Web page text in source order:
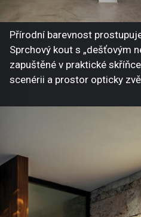
Přírodní barevnost
Sprchový kout s „dešťovým
zapuštěné v praktické
scenérii a prostor opticky